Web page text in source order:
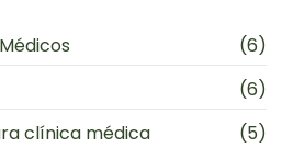
(6)
(6)
clínica médica
(5)